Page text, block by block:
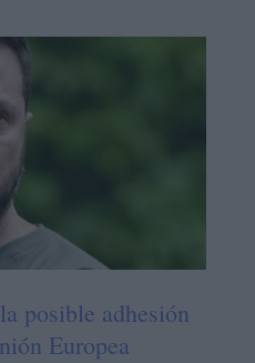
posible adhesión
Europea